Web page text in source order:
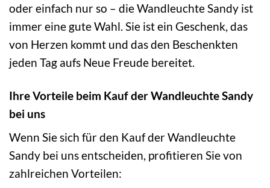
oder einfach nur so – die Wandleuchte Sandy ist
immer eine gute Wahl. Sie ist ein Geschenk, das
von Herzen kommt und das den Beschenkten
jeden Tag aufs Neue Freude bereitet.
Ihre Vorteile beim Kauf der Wandleuchte Sandy
bei uns
Wenn Sie sich für den Kauf der Wandleuchte
Sandy bei uns entscheiden, profitieren Sie von
zahlreichen Vorteilen: